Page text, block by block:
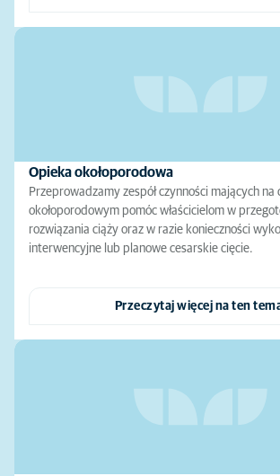
Opieka okołoporodowa
Przeprowadzamy zespół czynności mających na
okołoporodowym pomóc właścicielom w
rozwiązania ciąży oraz w razie konieczności
interwencyjne lub planowe cesarskie cięcie.
Przeczytaj więcej na ten